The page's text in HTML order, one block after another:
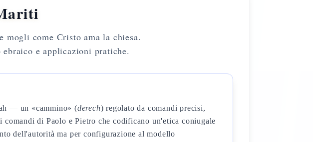
mogli come Cristo ama la chiesa.
e applicazioni pratiche.
— un «cammino» (derech) regolato da comandi precisi,
di Paolo e Pietro che codificano un'etica coniugale
dell'autorità ma per configurazione al modello